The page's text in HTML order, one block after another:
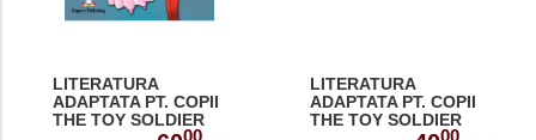
LITERATURA
ADAPTATA PT. COPII
THE TOY SOLDIER
00
LITERATURA
ADAPTATA PT. COPII
THE TOY SOLDIER
00